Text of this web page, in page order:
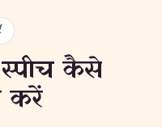
स्पीच कैसे
करें